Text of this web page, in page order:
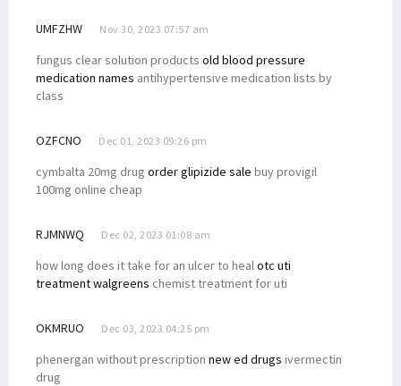
UMFZHW Nov 30, 2023 07:57 am
fungus clear solution products old blood pressure
medication names antihypertensive medication lists by
class
OZFCNO Dec 01, 2023 09:26 pm
cymbalta 20mg drug order glipizide sale buy provigil
100mg online cheap
RJMNWQ Dec 02, 2023 01:08 am
how long does it take for an ulcer to healotc uti
treatment walgreens chemist treatment for uti
OKMRUO Dec 03, 2023 04:25 pm
phenergan without prescription new ed drugs ivermectin
drug